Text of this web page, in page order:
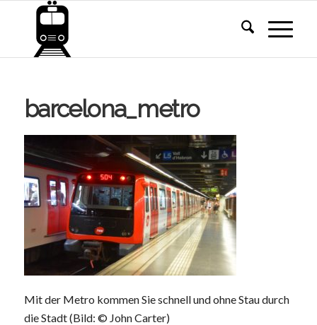
barcelona_metro
Mit der Metro kommen Sie schnell und ohne Stau durch
die Stadt (Bild: © John Carter)